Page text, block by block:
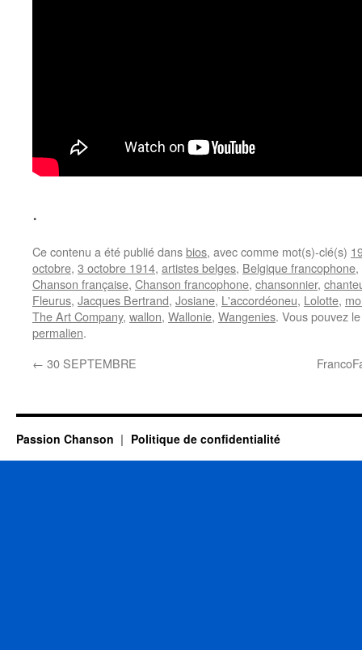
.
Ce contenu a été publié dansbios, avec comme mot(s)-clé(s)
octobre, 3 octobre 1914, artistes belges, Belgique francophone,
Chanson française, Chanson francophone, chansonnier,
Fleurus, Jacques Bertrand, Josiane, L'accordéoneu, Lolotte,
The Art Company, wallon, Wallonie, Wangenies. Vous pouvez
permalien.
← 30 SEPTEMBRE
Passion Chanson Politique de confidentialité